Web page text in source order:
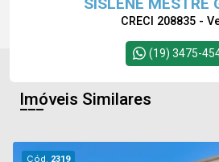
CRECI 208835 -
(19) 3475-
Imóveis Similares
Cód. 2319